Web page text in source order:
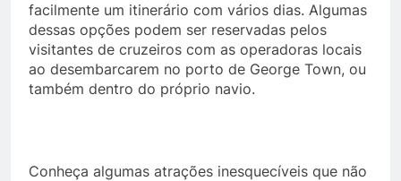
facilmente um itinerário com vários dias. Algumas
dessas opções podem ser reservadas pelos
visitantes de cruzeiros com as operadoras locais
ao desembarcarem no porto de George Town, ou
também dentro do próprio navio.
Conheça algumas atrações inesquecíveis que não